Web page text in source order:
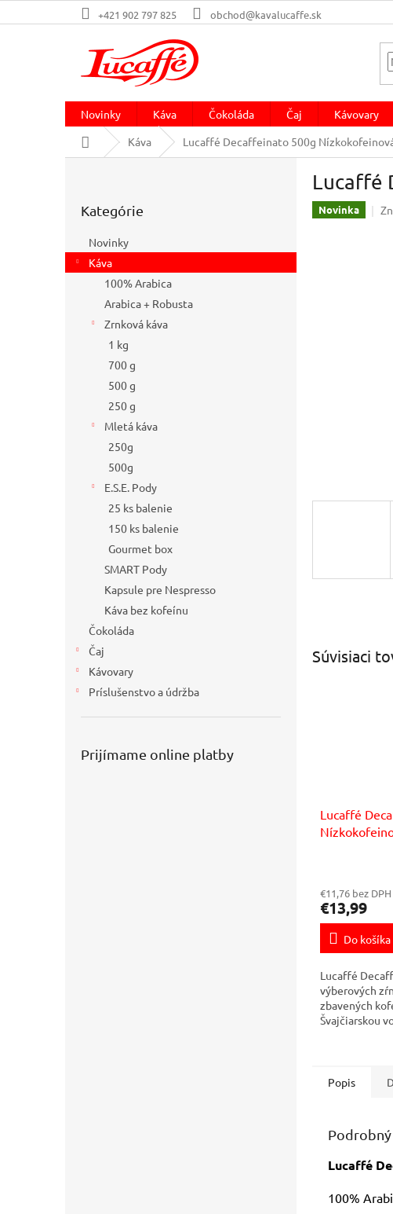
na
+421 902 797 825 obchod@kavalucaffe.sk
Novinky Káva Čokoláda Čaj Kávovary
DomovKáva Lucaffé Decaffeinato 500g
p
a
kategórie
Kategórie
Novinky
Káva
100% Arabica
Arabica + Robusta
Zrnková káva
1 kg
700 g
500 g
250 g
Mletá káva
250g
500g
E.S.E. Pody
25 ks balenie
150 ks balenie
Gourmet box
SMART Pody
Kapsule pre Nespresso
Káva bez kofeínu
Čokoláda
Čaj
Kávovary
Príslušenstvo a údržba
Prijímame online platby
Lucaffé
Novinka
Súvisiaci
Lucaffé
€11,76 bez DPH
€13,99
Do košíka
Lucaffé
výberových
zbavených
Švajčiarskou
Popis
Lucaffé
100%